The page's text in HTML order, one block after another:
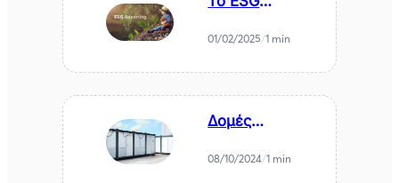
μικρούς
01/02/2025/1 min
Δομές
Βιωσιμότητα.
08/10/2024/1 min